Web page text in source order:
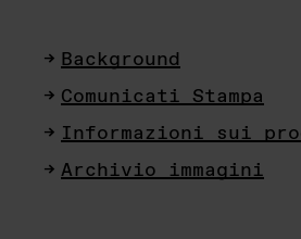
Background
Comunicati Stampa
Informazioni sui
Archivio immagini